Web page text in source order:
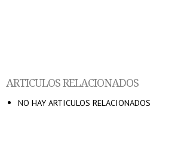
ARTICULOS RELACIONADOS
NO HAY ARTICULOS RELACIONADOS